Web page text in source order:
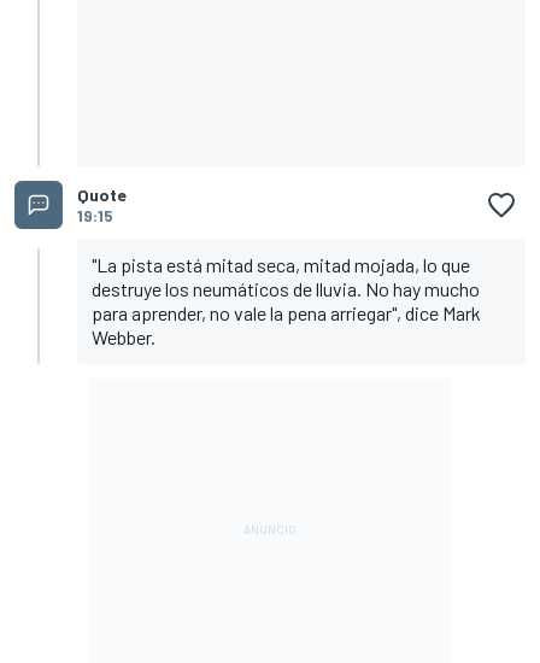
Quote
19:15
"La pista está mitad seca, mitad mojada, lo que
destruye los neumáticos de lluvia. No hay mucho
para aprender, no vale la pena arriegar", dice Mark
Webber.